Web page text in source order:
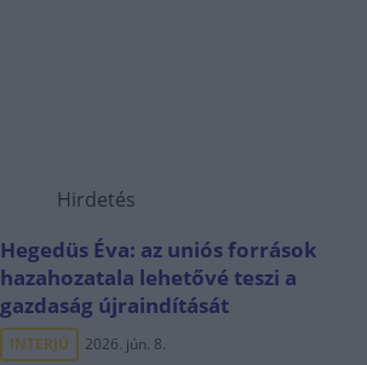
Hirdetés
Hegedüs Éva: az uniós források
hazahozatala lehetővé teszi a
gazdaság újraindítását
INTERJÚ 2026. jún. 8.